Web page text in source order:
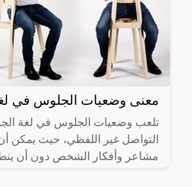
معنى وضعيات الجلوس في
تلعب وضعيات الجلوس في لغة
التواصل غير اللفظي، حيث يمكن
مشاعر وأفكار الشخص دون أن